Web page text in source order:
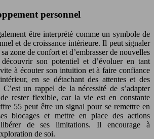
personnel
être interprété comme un symbole de
et de croissance intérieure. Il peut signaler
zone de confort et d’embrasser de nouvelles
son potentiel et d’évoluer en tant
à écouter son intuition et à faire confiance
en se détachant des attentes et des
un rappel de la nécessité de s’adapter
rester flexible, car la vie est en constante
55 peut être un signal pour se remettre en
blocages et mettre en place des actions
de ses limitations. Il encourage à
de soi.